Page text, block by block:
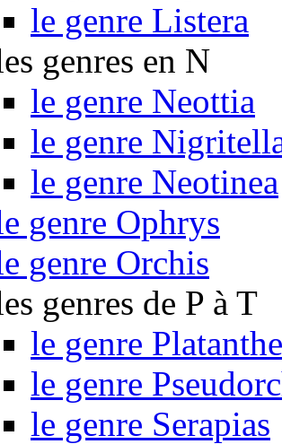
le genre Listera
genres en N
le genre Neottia
le genre
le genre Neotinea
genre Ophrys
genre Orchis
genres de P à T
le genre
le genre
le genre Serapias